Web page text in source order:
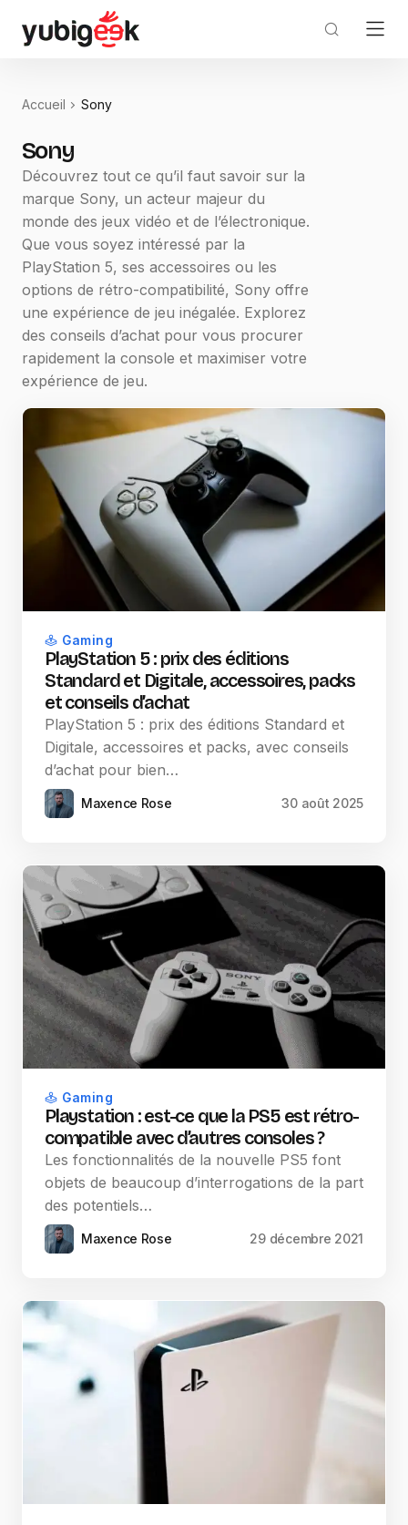
Accueil Sony
Sony
Découvrez tout ce qu’il faut savoir sur la
marque Sony, un acteur majeur du
monde des jeux vidéo et de l’électronique.
Que vous soyez intéressé par la
PlayStation 5, ses accessoires ou les
options de rétro-compatibilité, Sony offre
une expérience de jeu inégalée. Explorez
des conseils d’achat pour vous procurer
rapidement la console et maximiser votre
expérience de jeu.
Gaming
PlayStation 5 : prix des éditions
Standard et Digitale, accessoires, packs
et conseils d’achat
PlayStation 5 : prix des éditions Standard et
Digitale, accessoires et packs, avec conseils
d’achat pour bien…
Maxence Rose 30 août 2025
Gaming
Playstation : est-ce que la PS5 est rétro-
compatible avec d’autres consoles ?
Les fonctionnalités de la nouvelle PS5 font
objets de beaucoup d’interrogations de la part
des potentiels…
Maxence Rose 29 décembre 2021